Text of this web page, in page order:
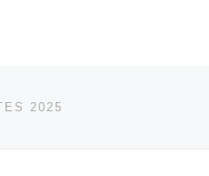
2025